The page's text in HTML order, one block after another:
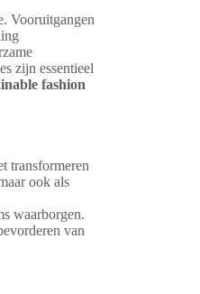
Vooruitgangen
zijn essentieel
fashion
transformeren
ook als
waarborgen.
van